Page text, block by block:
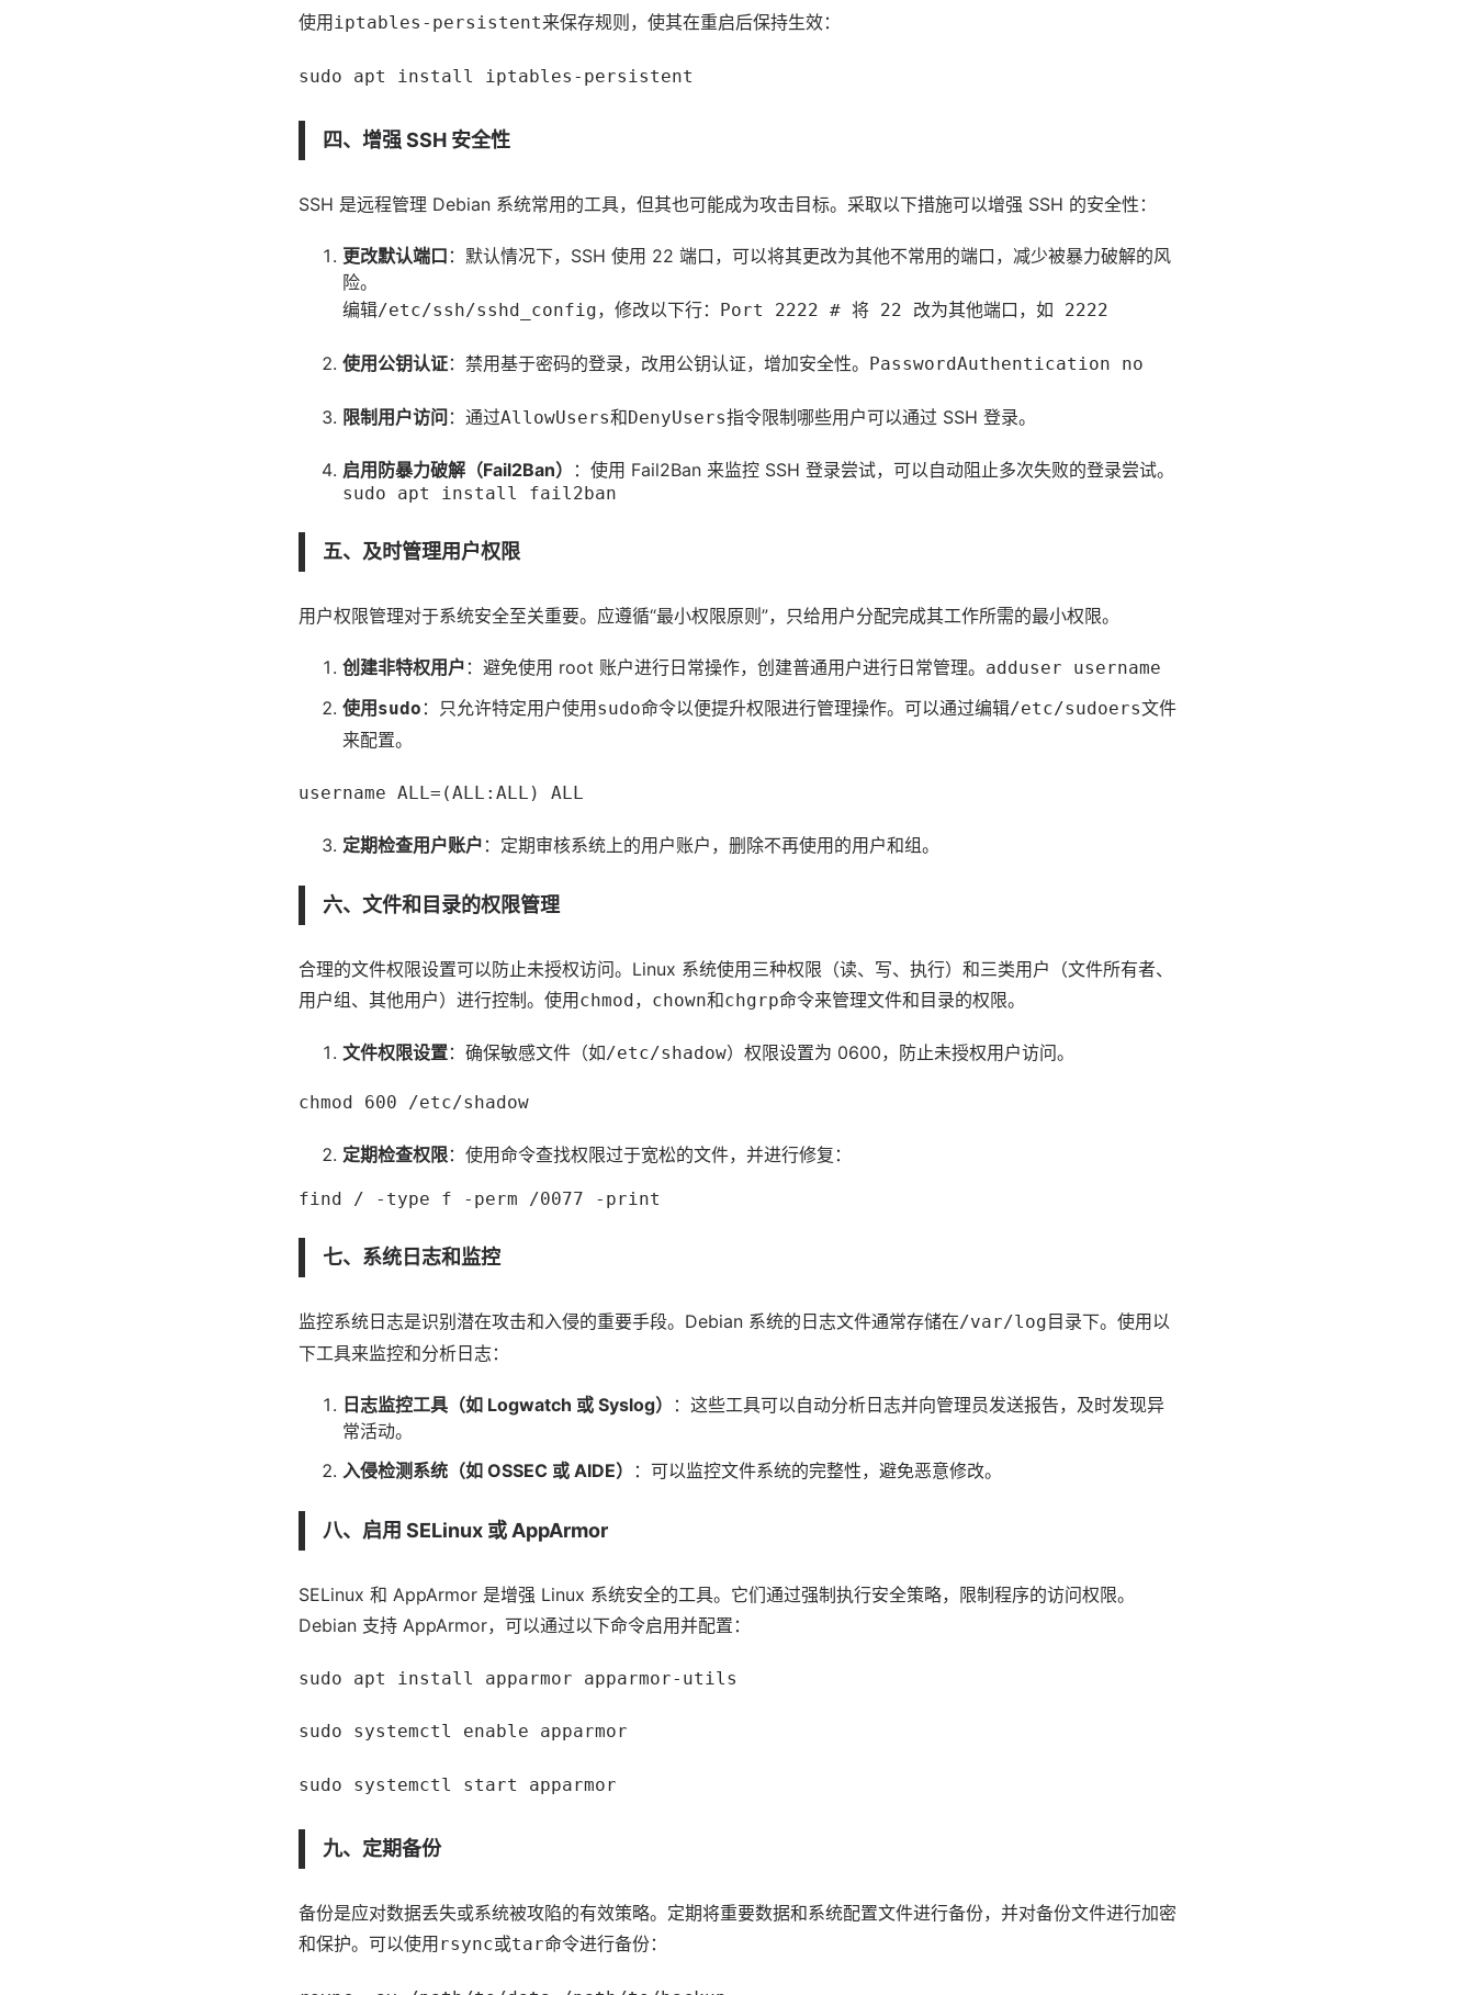
使用 iptables-persistent来保存规则，使其在重启后保持生效：
sudo apt install iptables-persistent
四、增强 SSH 安全性
SSH 是远程管理 Debian 系统常用的工具，但其也可能成为攻击目标。采取以下措施可以增强 SSH 的安全性：
更改默认端口 ：默认情况下，SSH 使用 22 端口，可以将其更改为其他不常用的端口，减少被暴力破解的风
险。
编辑/etc/ssh/sshd_config，修改以下行： Port 2222 # 将 22 改为其他端口，如 2222
使用公钥认证：禁用基于密码的登录，改用公钥认证，增加安全性。 PasswordAuthentication no
限制用户访问 ：通过AllowUsers和DenyUsers指令限制哪些用户可以通过 SSH 登录。
启用防暴力破解（Fail2Ban） ：使用 Fail2Ban 来监控 SSH 登录尝试，可以自动阻止多次失败的登录尝试。
sudo apt install fail2ban
五、及时管理用户权限
用户权限管理对于系统安全至关重要。应遵循“最小权限原则”，只给用户分配完成其工作所需的最小权限。
创建非特权用户 ：避免使用 root 账户进行日常操作，创建普通用户进行日常管理。 adduser username
使用 sudo ：只允许特定用户使用 sudo命令以便提升权限进行管理操作。可以通过编辑/etc/sudoers文件
来配置。
username ALL=(ALL:ALL) ALL
定期检查用户账户 ：定期审核系统上的用户账户，删除不再使用的用户和组。
六、文件和目录的权限管理
合理的文件权限设置可以防止未授权访问。Linux 系统使用三种权限（读、写、执行）和三类用户（文件所有者、
用户组、其他用户）进行控制。使用 chmod， chown和chgrp命令来管理文件和目录的权限。
文件权限设置：确保敏感文件（如/etc/shadow）权限设置为 0600，防止未授权用户访问。
chmod 600 /etc/shadow
定期检查权限：使用命令查找权限过于宽松的文件，并进行修复：
find / -type f -perm /0077 -print
七、系统日志和监控
监控系统日志是识别潜在攻击和入侵的重要手段。Debian 系统的日志文件通常存储在/var/log 目录下。使用以
下工具来监控和分析日志：
日志监控工具（如 Logwatch 或 Syslog）
：这些工具可以自动分析日志并向管理员发送报告，及时发现异
常活动。
入侵检测系统（如 OSSEC 或 AIDE）
：可以监控文件系统的完整性，避免恶意修改。
八、启用 SELinux 或 AppArmor
SELinux 和 AppArmor 是增强 Linux 系统安全的工具。它们通过强制执行安全策略，限制程序的访问权限。
Debian 支持 AppArmor，可以通过以下命令启用并配置：
sudo apt install apparmor apparmor-utils
sudo systemctl enable apparmor
sudo systemctl start apparmor
九、定期备份
备份是应对数据丢失或系统被攻陷的有效策略。定期将重要数据和系统配置文件进行备份，并对备份文件进行加密
和保护。可以使用 rsync或tar命令进行备份：